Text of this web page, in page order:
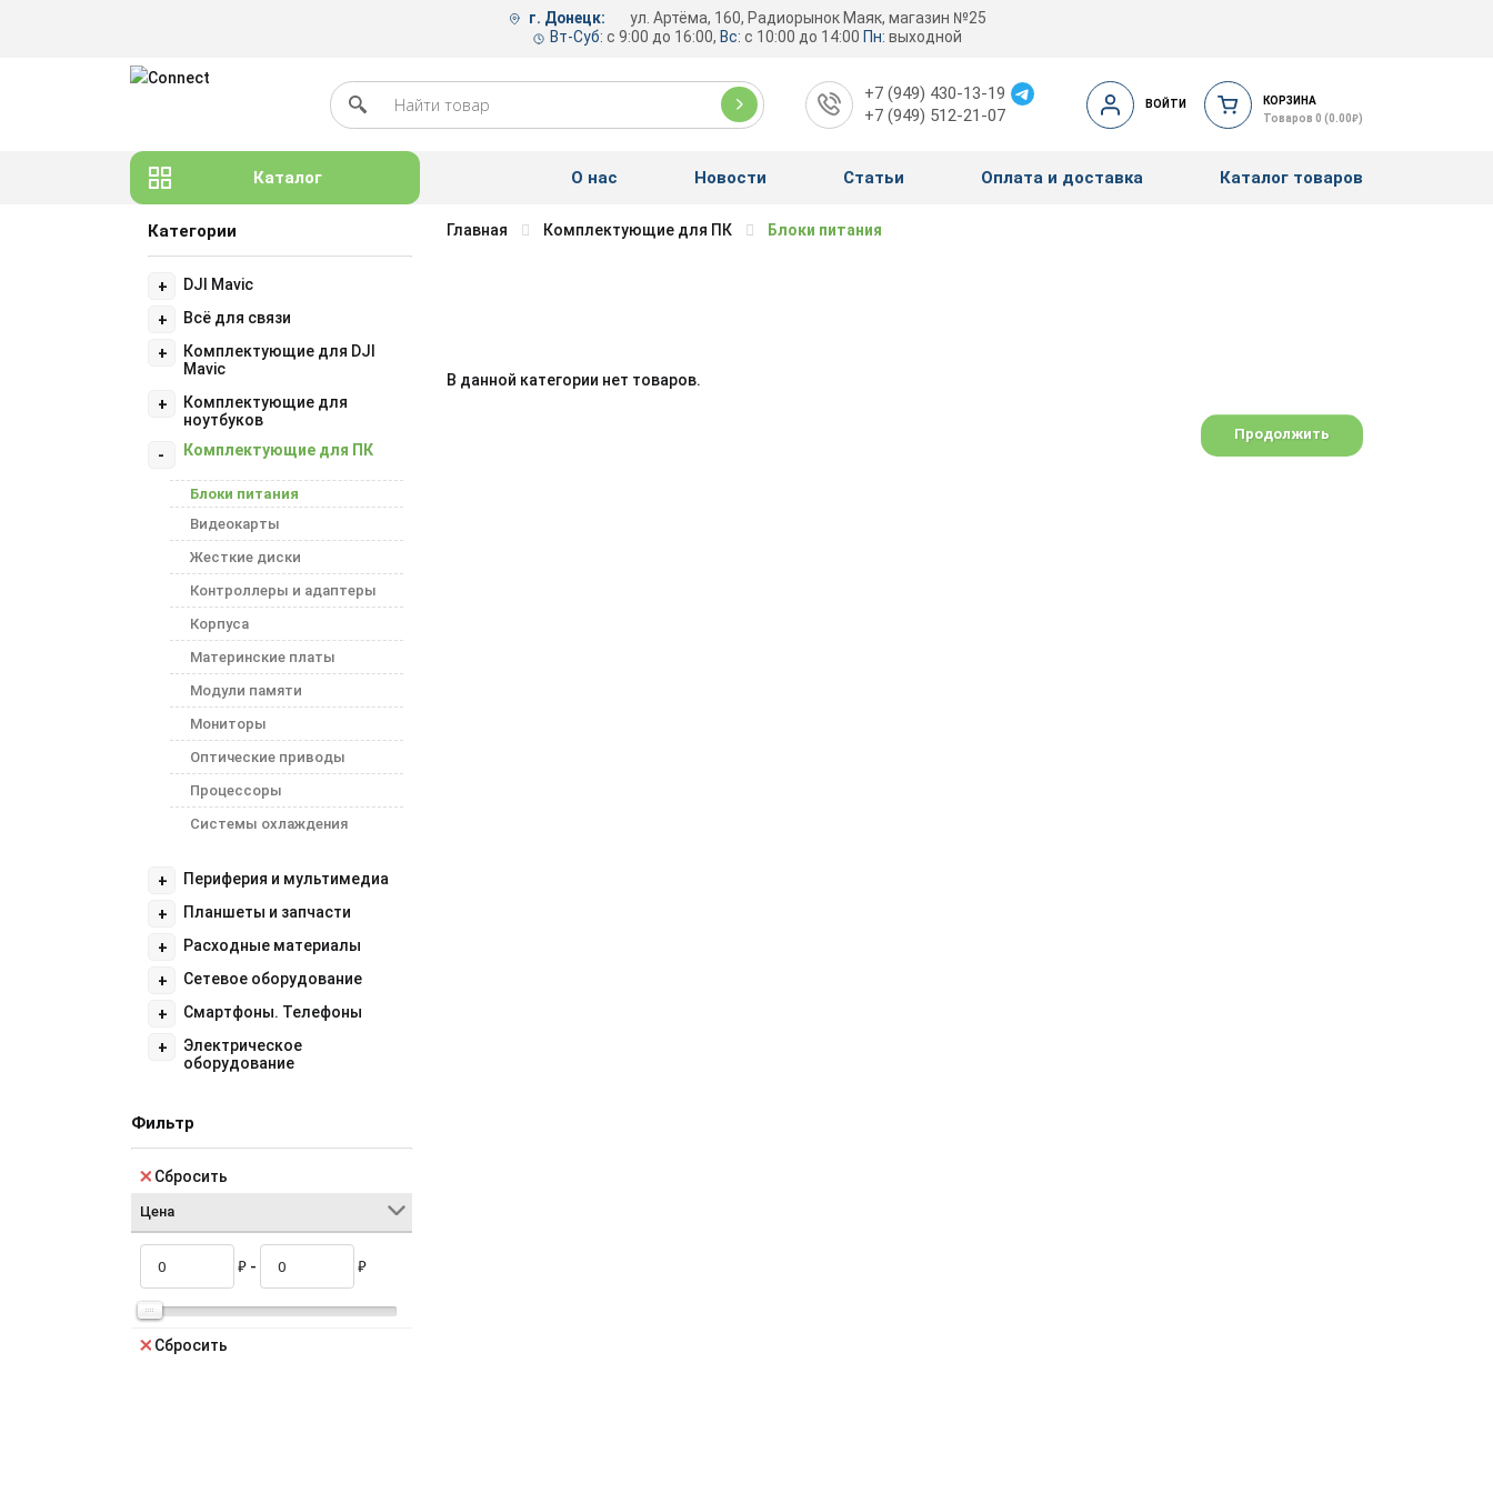
г. Донецк:
ул. Артёма, 160, Радиорынок Маяк, магазин №25
Вт-Суб: с 9:00 до 16:00, Вс: с 10:00 до 14:00 Пн: выходной
+7 (949) 430-13-19
+7 (949) 512-21-07
ВОЙТИ
КОРЗИНА
Товаров 0 (0.00₽)
Каталог О нас Новости Статьи Оплата и доставка Каталог товаров
Категории
+
DJI Mavic
+
Всё для связи
+
Комплектующие для DJI
Mavic
+
Комплектующие для
ноутбуков
-
Комплектующие для ПК
Блоки питания
Видеокарты
Жесткие диски
Контроллеры и адаптеры
Корпуса
Материнские платы
Модули памяти
Мониторы
Оптические приводы
Процессоры
Системы охлаждения
+
Периферия и мультимедиа
+
Планшеты и запчасти
+
Расходные материалы
+
Сетевое оборудование
+
Смартфоны. Телефоны
+
Электрическое
оборудование
Фильтр
Сбросить
Цена
-
Сбросить
Главная Комплектующие для ПК Блоки питания
В данной категории нет товаров.
Продолжить